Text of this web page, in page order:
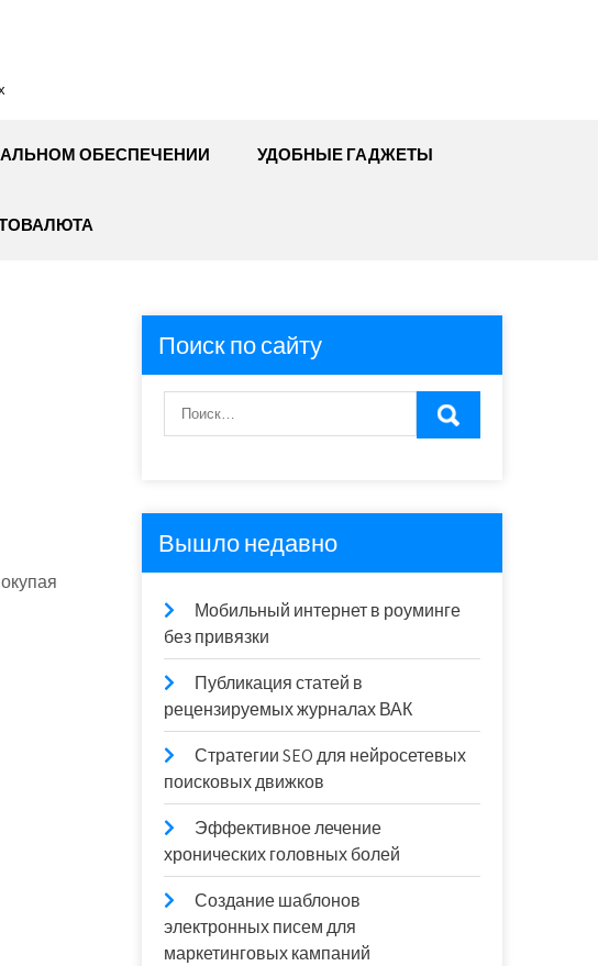
ОБЕСПЕЧЕНИИ УДОБНЫЕ ГАДЖЕТЫ
Поиск по сайту
Вышло недавно
Мобильный интернет в роуминге
без привязки
Публикация статей в
рецензируемых журналах ВАК
Стратегии SEO для нейросетевых
поисковых движков
Эффективное лечение
хронических головных болей
Создание шаблонов
электронных писем для
маркетинговых кампаний